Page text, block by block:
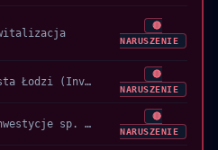
🔴
NARUSZENIE
Urząd Miasta Łodzi (Invest in Łódź)
🔴
NARUSZENIE
Łódzkie Inwestycje sp. z o.o.
🔴
NARUSZENIE